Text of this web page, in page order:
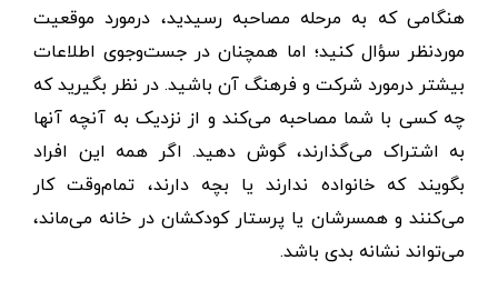
هنگامی که به مرحله مصاحبه رسیدید، درمورد موقعیت
موردنظر سؤال کنید؛ اما همچنان در جست‌وجوی اطلاعات
بیشتر درمورد شرکت و فرهنگ آن باشید. در نظر بگیرید که
چه کسی با شما مصاحبه می‌کند و از نزدیک به آنچه آنها
به اشتراک می‌گذارند، گوش دهید. اگر همه این افراد
بگویند که خانواده ندارند یا بچه دارند، تمام‌وقت کار
می‌کنند و همسرشان یا پرستار کودکشان در خانه می‌ماند،
می‌تواند نشانه بدی باشد.